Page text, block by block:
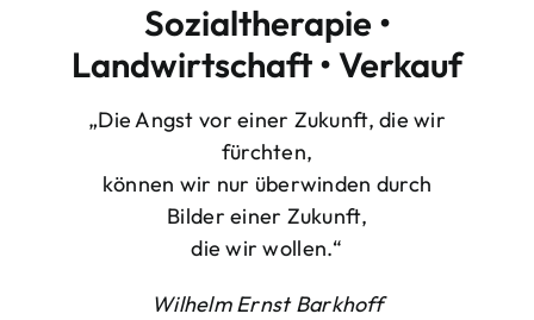
Sozialtherapie •
Landwirtschaft • Verkauf
„Die Angst vor einer Zukunft, die wir
fürchten,
können wir nur überwinden durch
Bilder einer Zukunft,
die wir wollen.“
Wilhelm Ernst Barkhoff